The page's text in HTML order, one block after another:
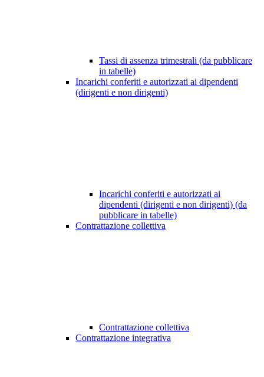
Tassi di assenza trimestrali (da pubblicare
in tabelle)
Incarichi conferiti e autorizzati ai dipendenti
(dirigenti e non dirigenti)
Incarichi conferiti e autorizzati ai
dipendenti (dirigenti e non dirigenti) (da
pubblicare in tabelle)
Contrattazione collettiva
Contrattazione collettiva
Contrattazione integrativa